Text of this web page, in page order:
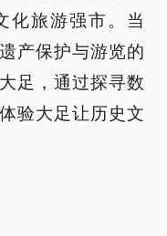
化旅游强市。当
产保护与游览的
足，通过探寻数
验大足让历史文